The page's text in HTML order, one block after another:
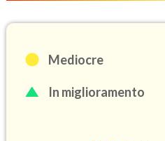
Mediocre
In miglioramento